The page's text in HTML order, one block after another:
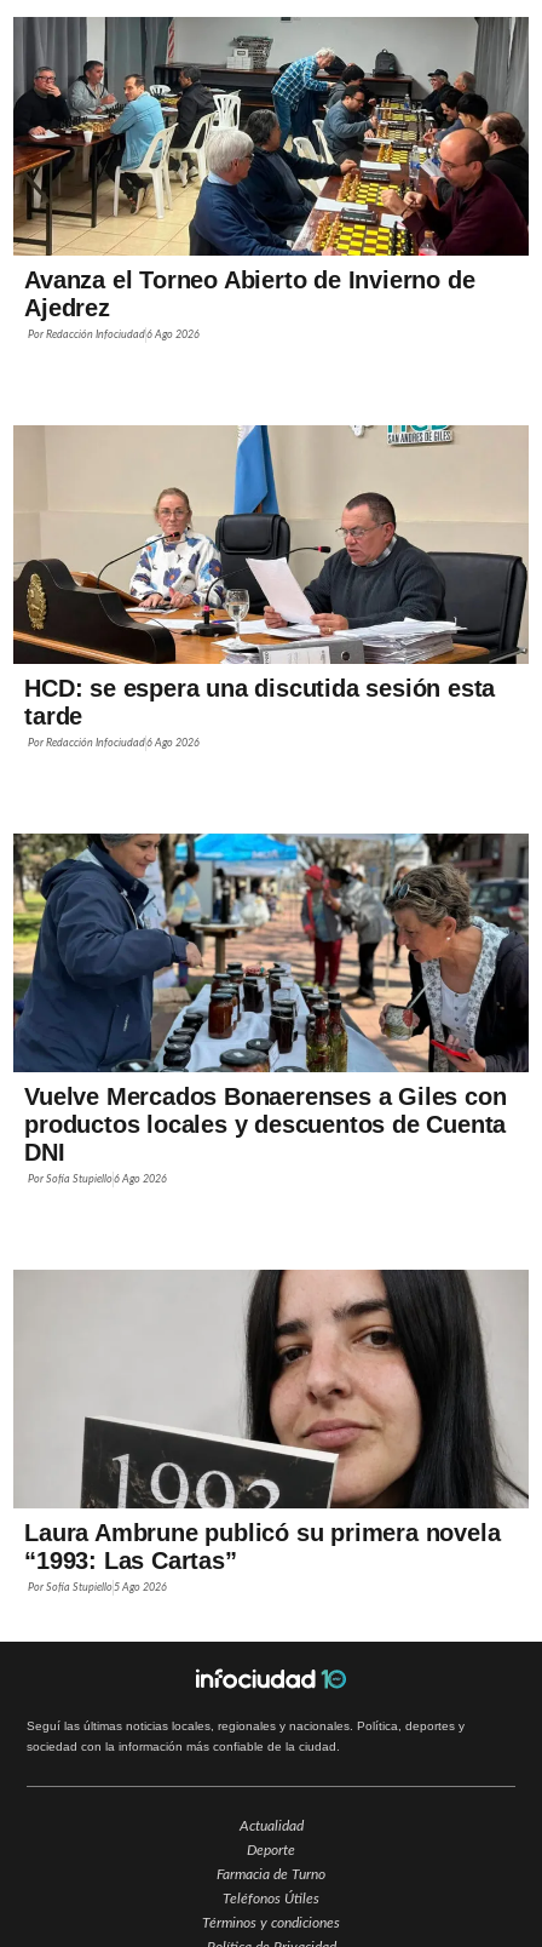
Avanza el Torneo Abierto de Invierno de
Ajedrez
PorRedacción Infociudad6 Ago 2026
HCD: se espera una discutida sesión esta
tarde
PorRedacción Infociudad6 Ago 2026
Vuelve Mercados Bonaerenses a Giles con
productos locales y descuentos de Cuenta
DNI
PorSofía Stupiello6 Ago 2026
Laura Ambrune publicó su primera novela
“1993: Las Cartas”
PorSofía Stupiello5 Ago 2026
Seguí las últimas noticias locales, regionales y nacionales. Política, deportes y
sociedad con la información más confiable de la ciudad.
Actualidad
Deporte
Farmacia de Turno
Teléfonos Útiles
Términos y condiciones